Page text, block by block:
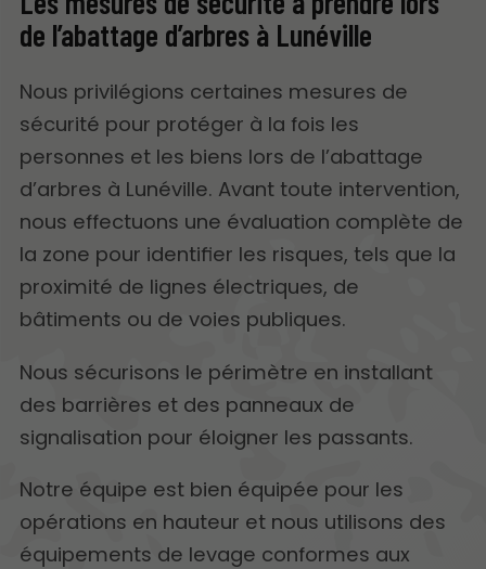
de l’abattage d’arbres à Lunéville
Nous privilégions certaines mesures de
sécurité pour protéger à la fois les
personnes et les biens lors de l’abattage
d’arbres à Lunéville. Avant toute intervention,
nous effectuons une évaluation complète de
la zone pour identifier les risques, tels que la
proximité de lignes électriques, de
bâtiments ou de voies publiques.
Nous sécurisons le périmètre en installant
des barrières et des panneaux de
signalisation pour éloigner les passants.
Notre équipe est bien équipée pour les
opérations en hauteur et nous utilisons des
équipements de levage conformes aux